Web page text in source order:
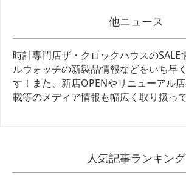
他ニュース
時計専門店ザ・クロックハウスのSALE
ルウォッチの新製品情報などをいち早
す！また、新店OPENやリニューアル
載等のメディア情報も幅広く取り扱って
人気記事ランキング